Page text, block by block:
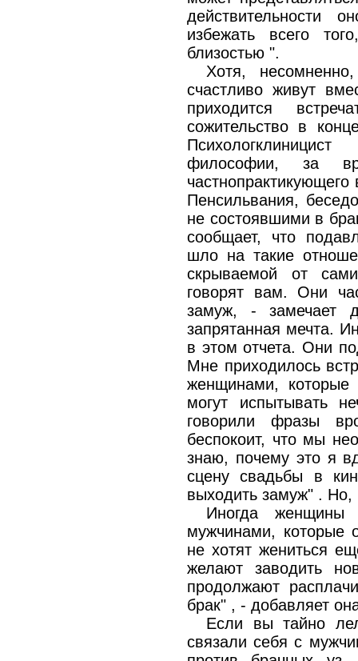
действительности
избежать всего
близостью ".
Хотя,
счастливо живут
приходится
сожительство в
философии, за
Пенсильвания,
не состоявшими в
сообщает, что
шло на такие
скрываемой от
говорят вам. Они
замуж, - замечает
запрятанная мечта.
в этом отчета. Они
Мне приходилось
женщинами, которые
могут испытывать
говорили фразы
беспокоит, что мы
знаю, почему это я
сцену свадьбы в
выходить замуж" . Но,
Иногда женщины
мужчинами, которые
не хотят жениться
желают заводить
продолжают
брак" , - добавляет
Если вы тайно
связали себя с